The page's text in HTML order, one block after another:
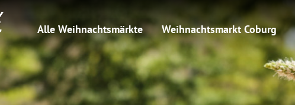
Alle Weihnachtsmärkte Weihnachtsmarkt Coburg